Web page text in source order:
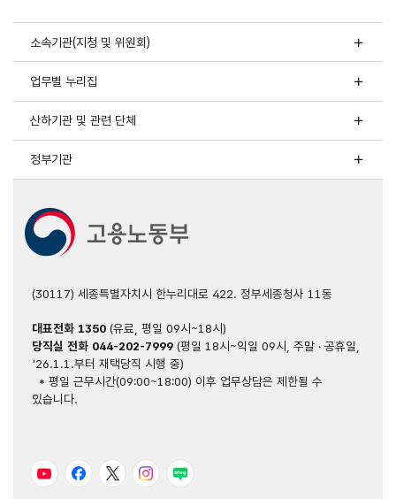
소속기관(지청 및 위원회)
업무별 누리집
산하기관 및 관련 단체
정부기관
(30117) 세종특별자치시 한누리대로 422. 정부세종청사 11동
대표전화 1350(유료, 평일 09시~18시)
당직실 전화 044-202-7999(평일 18시~익일 09시, 주말 · 공휴일,
'26.1.1.부터 재택당직 시행 중)
* 평일 근무시간(09:00~18:00) 이후 업무상담은 제한될 수
있습니다.
유튜브 페이스북트위터 인스타그램
블로그